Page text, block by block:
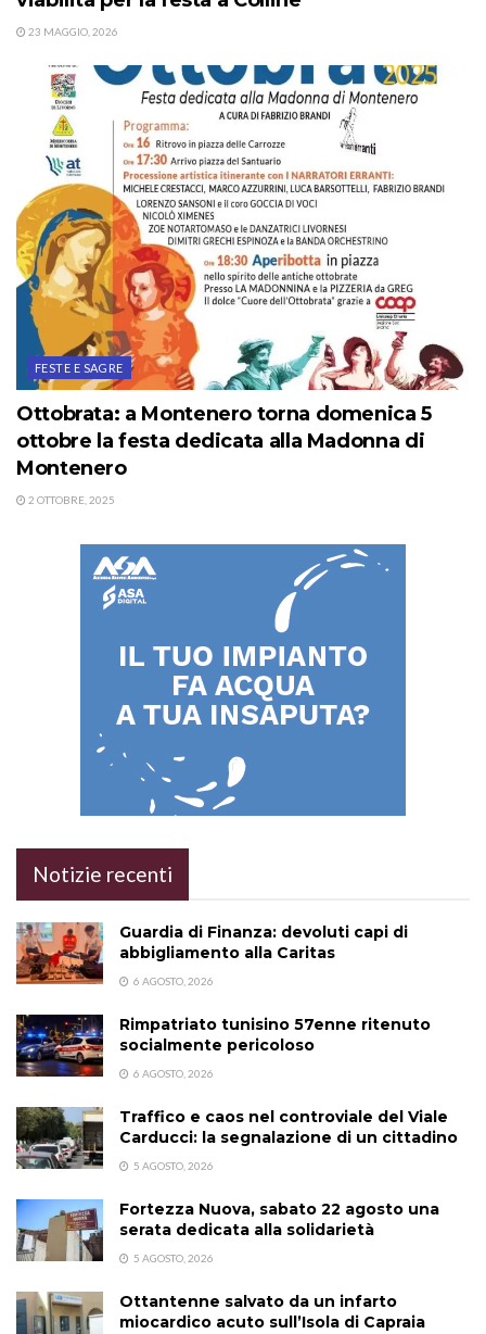
23 MAGGIO, 2026
FESTE E SAGRE
Ottobrata: a Montenero torna domenica 5
ottobre la festa dedicata alla Madonna di
Montenero
2 OTTOBRE, 2025
Notizie recenti
Guardia di Finanza: devoluti capi di
abbigliamento alla Caritas
6 AGOSTO, 2026
Rimpatriato tunisino 57enne ritenuto
socialmente pericoloso
6 AGOSTO, 2026
Traffico e caos nel controviale del Viale
Carducci: la segnalazione di un cittadino
5 AGOSTO, 2026
Fortezza Nuova, sabato 22 agosto una
serata dedicata alla solidarietà
5 AGOSTO, 2026
Ottantenne salvato da un infarto
miocardico acuto sull’Isola di Capraia